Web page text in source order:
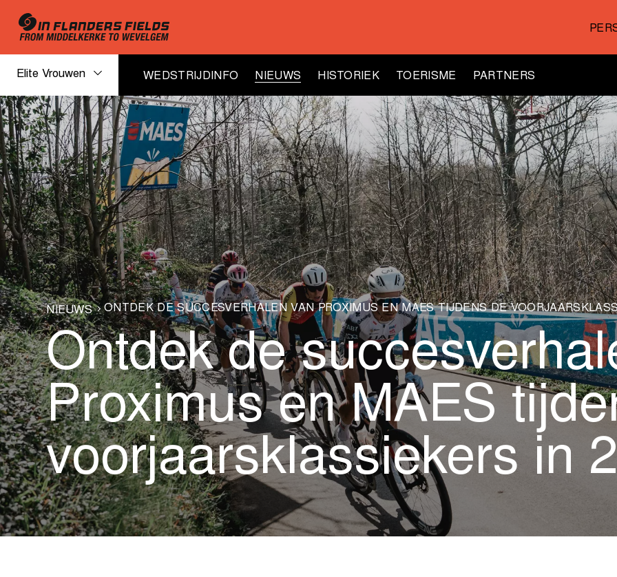
Elite Vrouwen WEDSTRIJDINFO NIEUWS HISTORIEK TOERISME PARTNERS
NIEUWS ONTDEK DE SUCCESVERHALEN VAN PROXIMUS EN MAES TIJDENS DE
Ontdek de
Proximus en MAES
voorjaarsklassiekers in